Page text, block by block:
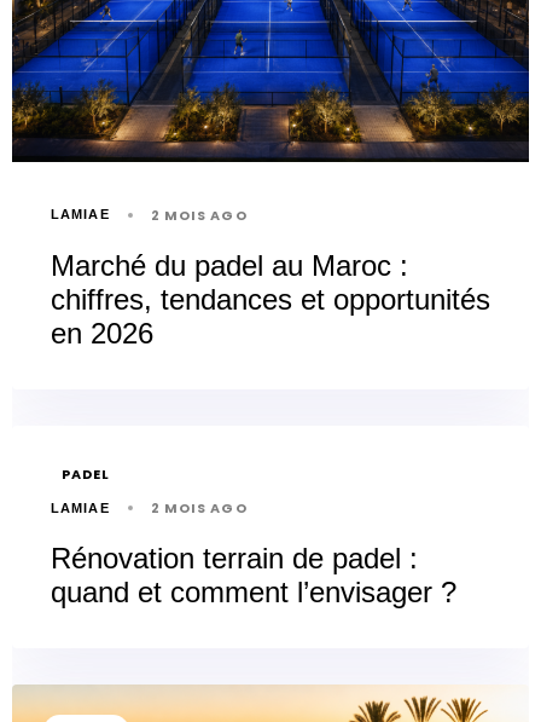
LAMIAE 2 MOIS AGO
Marché du padel au Maroc :
chiffres, tendances et opportunités
en 2026
PADEL
LAMIAE 2 MOIS AGO
Rénovation terrain de padel :
quand et comment l’envisager ?